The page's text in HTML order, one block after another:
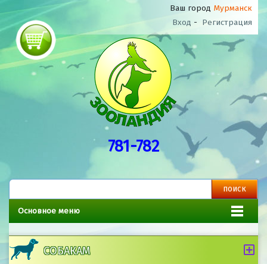
Ваш город Мурманск
Вход - Регистрация
781-782
Основное меню
СОБАКАМ